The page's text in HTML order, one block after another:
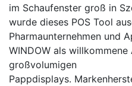
im Schaufenster groß in
wurde dieses POS Tool
Pharmaunternehmen und
WINDOW als
großvolumigen
Pappdisplays.